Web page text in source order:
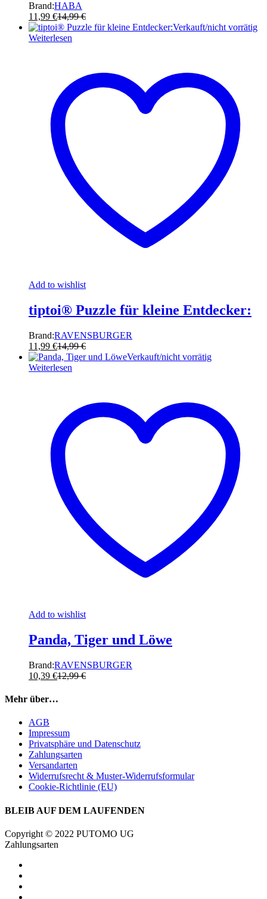
Brand:HABA
11,99 €14,99€
Verkauft/nicht vorrätig
Weiterlesen
Add to wishlist
tiptoi® Puzzle für kleine Entdecker:
Brand:RAVENSBURGER
11,99 €14,99€
Verkauft/nicht vorrätig
Weiterlesen
Add to wishlist
Panda, Tiger und Löwe
Brand:RAVENSBURGER
10,39 €12,99€
Mehr über…
AGB
Impressum
Privatsphäre und Datenschutz
Zahlungsarten
Versandarten
Widerrufsrecht & Muster-Widerrufsformular
Cookie-Richtlinie (EU)
BLEIB AUF DEM LAUFENDEN
Copyright © 2022 PUTOMO UG
Zahlungsarten